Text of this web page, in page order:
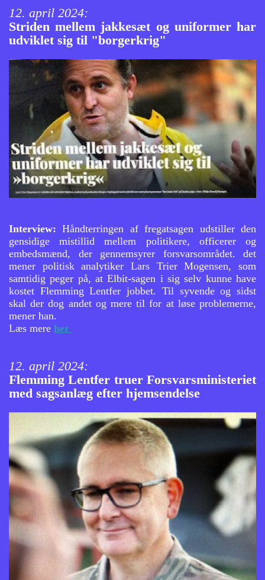
12. april 2024:
Striden mellem jakkesæt og uniformer har
udviklet sig til "borgerkrig"
Interview:Håndterringen af fregatsagen udstiller den
gensidige mistillid mellem politikere, officerer og
embedsmænd, der gennemsyrer forsvarsområdet. det
mener politisk analytiker Lars Trier Mogensen, som
samtidig peger på, at Elbit-sagen i sig selv kunne have
kostet Flemming Lentfer jobbet. Til syvende og sidst
skal der dog andet og mere til for at løse problemerne,
mener han.
Læs mere her
12. april 2024:
Flemming Lentfer truer Forsvarsministeriet
med sagsanlæg efter hjemsendelse